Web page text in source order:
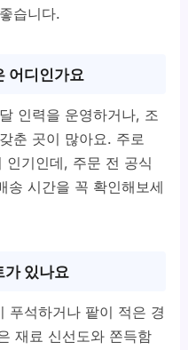
습니다.
어디인가요
인력을 운영하거나, 조
춘 곳이 많아요. 주로
기인데, 주문 전 공식
송 시간을 꼭 확인해보세
가 있나요
푸석하거나 팥이 적은 경
재료 신선도와 쫀득함